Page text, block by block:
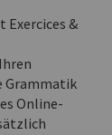
&
Grammatik
Online-